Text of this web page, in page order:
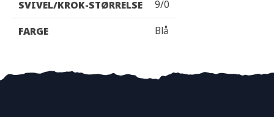
SVIVEL/KROK-STØRRELSE
9/0
FARGE
Blå